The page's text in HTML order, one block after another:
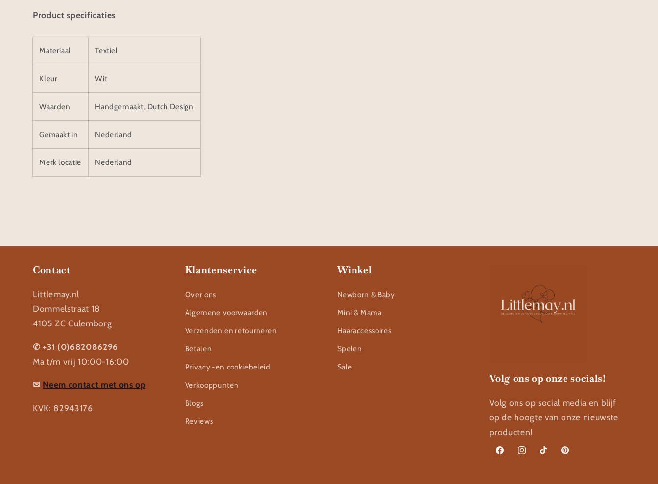
Product specificaties
Materiaal Textiel
Kleur Wit
Waarden Handgemaakt, Dutch Design
Gemaakt in Nederland
Merk locatie Nederland
Contact
Littlemay.nl
Dommelstraat 18
4105 ZC Culemborg
✆ +31 (0)682086296
Ma t/m vrij 10:00-16:00
✉ Neem contact met ons op
KVK: 82943176
Klantenservice
Over ons
Algemene voorwaarden
Verzenden en retourneren
Betalen
Privacy -en cookiebeleid
Verkooppunten
Blogs
Reviews
Winkel
Newborn & Baby
Mini & Mama
Haaraccessoires
Spelen
Sale
Volg ons op onze socials!
Volg ons op social media en blijf
op de hoogte van onze nieuwste
producten!
FacebookInstagramTikTok Pinterest